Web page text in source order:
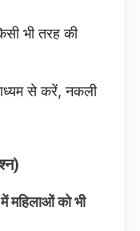
भी तरह की
से करें, नकली
महिलाओं को भी